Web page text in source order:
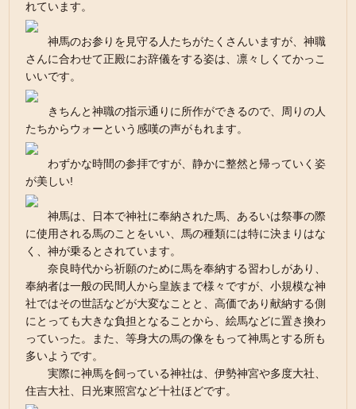
れています。
神馬のお参りを見守る人たちがたくさんいますが、神職
さんに合わせて正殿にお辞儀をする姿は、凛々しくてかっこ
いいです。
きちんと神職の指示通りに所作ができるので、周りの人
たちからウォーという感嘆の声がもれます。
わずかな時間の参拝ですが、静かに整然と帰っていく姿
が美しい!
神馬は、日本で神社に奉納された馬、あるいは祭事の際
に使用される馬のことをいい、馬の種類には特に決まりはな
く、神が乗るとされています。
奈良時代から祈願のために馬を奉納する習わしがあり、
奉納者は一般の民間人から皇族まで様々ですが、小規模な神
社ではその世話などが大変なことと、高価であり献納する側
にとっても大きな負担となることから、絵馬などに置き換わ
っていった。また、等身大の馬の像をもって神馬とする所も
多いようです。
実際に神馬を飼っている神社は、伊勢神宮や多度大社、
住吉大社、日光東照宮など十社ほどです。